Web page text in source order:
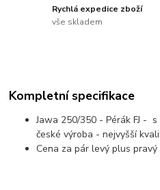
Rychlá expedice zboží
vše skladem
Kompletní specifikace
Jawa 250/350 - Pérák FJ -
české výroba - nejvyšší
Cena za pár levý plus pravý